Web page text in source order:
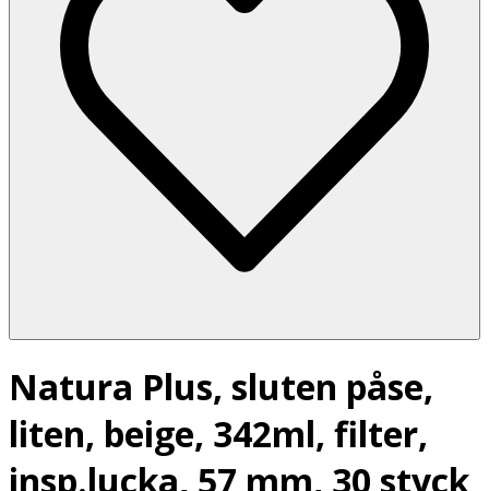
Natura Plus, sluten påse,
liten, beige, 342ml, filter,
insp.lucka, 57 mm, 30 styck